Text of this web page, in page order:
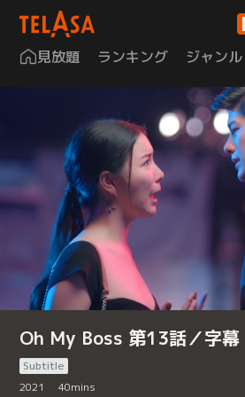
見放題 ランキング ジャンル
Oh My Boss 第13話／字幕
Subtitle
2021
40mins